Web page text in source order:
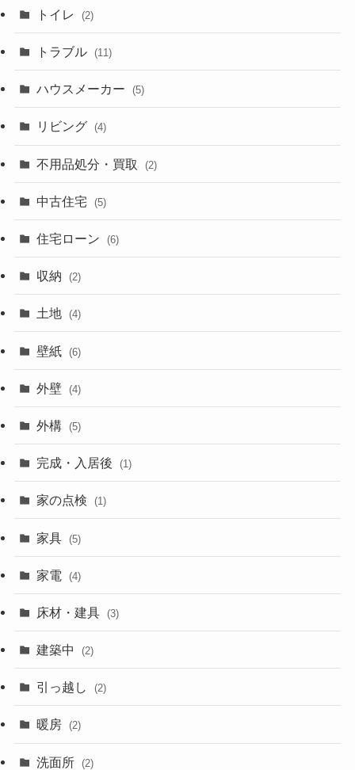
トイレ (2)
トラブル (11)
ハウスメーカー (5)
リビング (4)
不用品処分・買取 (2)
中古住宅 (5)
住宅ローン (6)
収納 (2)
土地 (4)
壁紙 (6)
外壁 (4)
外構 (5)
完成・入居後 (1)
家の点検 (1)
家具 (5)
家電 (4)
床材・建具 (3)
建築中 (2)
引っ越し (2)
暖房 (2)
洗面所 (2)